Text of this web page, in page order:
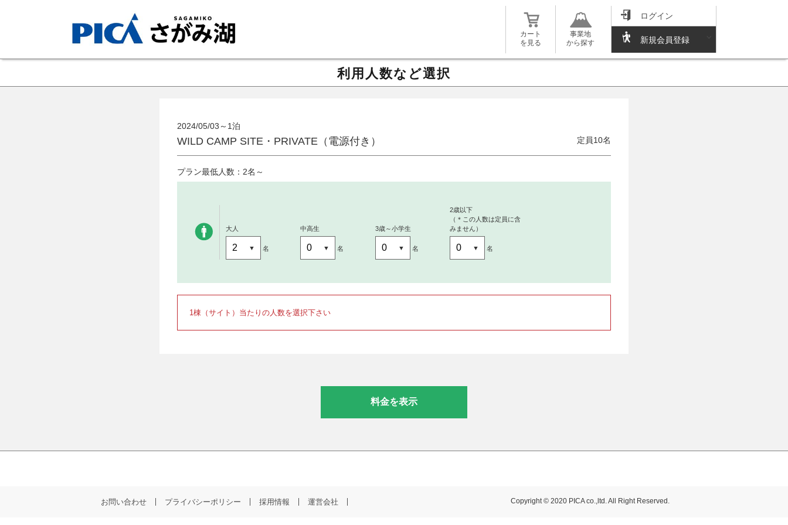
カート
を見る
事業地
から探す
ログイン
新規会員登録
利用人数など選択
2024/05/03～1泊
WILD CAMP SITE・PRIVATE（電源付き） 定員10名
プラン最低人数：2名～
大人
名
中高生
名
3歳～小学生
名
2歳以下
（＊この人数は定員に含
みません）
名
1棟（サイト）当たりの人数を選択下さい
料金を表示
お問い合わせ プライバシーポリシー 採用情報 運営会社 Copyright © 2020 PICA co.,ltd. All Right Reserved.